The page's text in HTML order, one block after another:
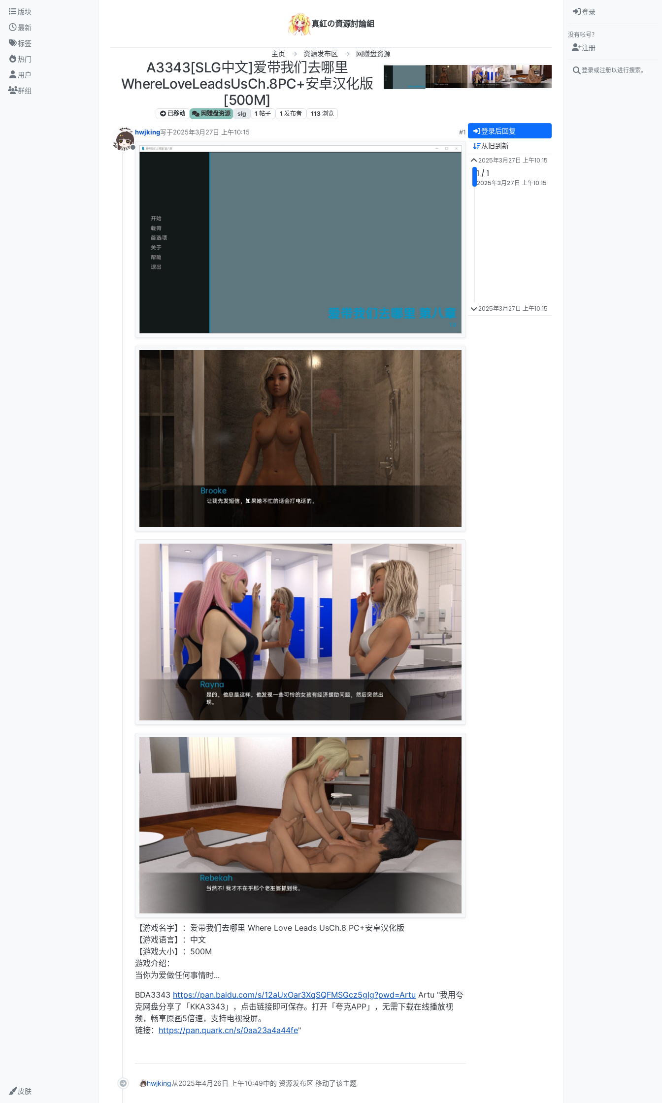
跳转至内容
版块
最新
标签
热门
用户
群组
皮肤
真紅の資源討論組
主页 资源发布区 网赚盘资源
A3343[SLG中文]爱带我们去哪里
WhereLoveLeadsUsCh.8PC+安卓汉化版
[500M]
已移动 网赚盘资源 slg 1 帖子 1 发布者 113 浏览
离线
hwjking写于2025年3月27日 上午10:15
最后由 编辑
#1
【游戏名字】：爱带我们去哪里 Where Love Leads UsCh.8 PC+安卓汉化版
【游戏语言】：中文
【游戏大小】：500M
游戏介绍：
当你为爱做任何事情时...
BDA3343 https://pan.baidu.com/s/12aUxOar3XqSQFMSGcz5gIg?pwd=Artu Artu "我用夸
克网盘分享了「KKA3343」，点击链接即可保存。打开「夸克APP」，无需下载在线播放视
频，畅享原画5倍速，支持电视投屏。
链接： https://pan.quark.cn/s/0aa23a4a44fe"
hwjking从2025年4月26日 上午10:49中的 资源发布区 移动了该主题
登录后回复
从旧到新
2025年3月27日 上午10:15
1 / 1
2025年3月27日 上午10:15
2025年3月27日 上午10:15
登录
没有帐号？
注册
登录或注册以进行搜索。